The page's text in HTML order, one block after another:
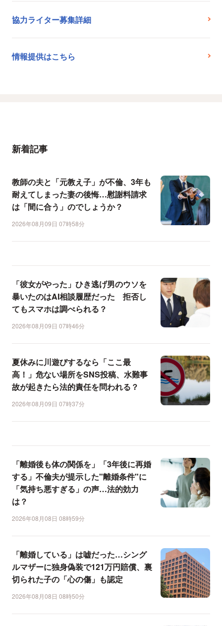
協力ライター募集詳細
情報提供はこちら
新着記事
教師の夫と「元教え子」が不倫、3年も
耐えてしまった妻の後悔…慰謝料請求
は「間に合う」のでしょうか？
2026年08月09日 07時58分
「彼女がやった」ひき逃げ男のウソを
暴いたのはAI相談履歴だった 拒否し
てもスマホは調べられる？
2026年08月09日 07時46分
夏休みに川遊びするなら「ここ最
高！」危ない場所をSNS投稿、水難事
故が起きたら法的責任を問われる？
2026年08月09日 07時37分
「離婚後も体の関係を」「3年後に再婚
する」不倫夫が提示した"離婚条件"に
「気持ち悪すぎる」の声…法的効力
は？
2026年08月08日 08時59分
「離婚している」は嘘だった…シング
ルマザーに独身偽装で121万円賠償、裏
切られた子の「心の傷」も認定
2026年08月08日 08時50分